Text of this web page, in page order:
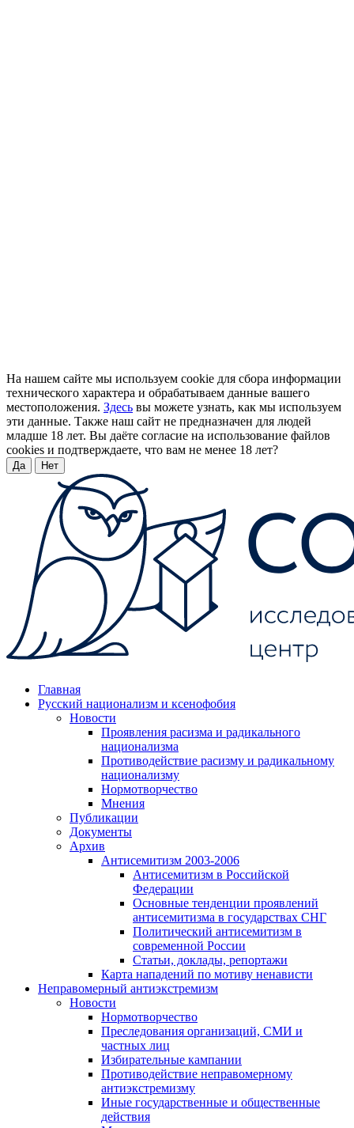
На нашем сайте мы используем cookie для сбора информации
технического характера и обрабатываем данные вашего
местоположения. Здесь вы можете узнать, как мы используем
эти данные. Также наш сайт не предназначен для людей
младше 18 лет. Вы даёте согласие на использование файлов
cookies и подтверждаете, что вам не менее 18 лет?
Да Нет
Главная
Русский национализм и ксенофобия
Новости
Проявления расизма и радикального
национализма
Противодействие расизму и радикальному
национализму
Нормотворчество
Мнения
Публикации
Документы
Архив
Антисемитизм 2003-2006
Антисемитизм в Российской
Федерации
Основные тенденции проявлений
антисемитизма в государствах СНГ
Политический антисемитизм в
современной России
Статьи, доклады, репортажи
Карта нападений по мотиву ненависти
Неправомерный антиэкстремизм
Новости
Нормотворчество
Преследования организаций, СМИ и
частных лиц
Избирательные кампании
Противодействие неправомерному
антиэкстремизму
Иные государственные и общественные
действия